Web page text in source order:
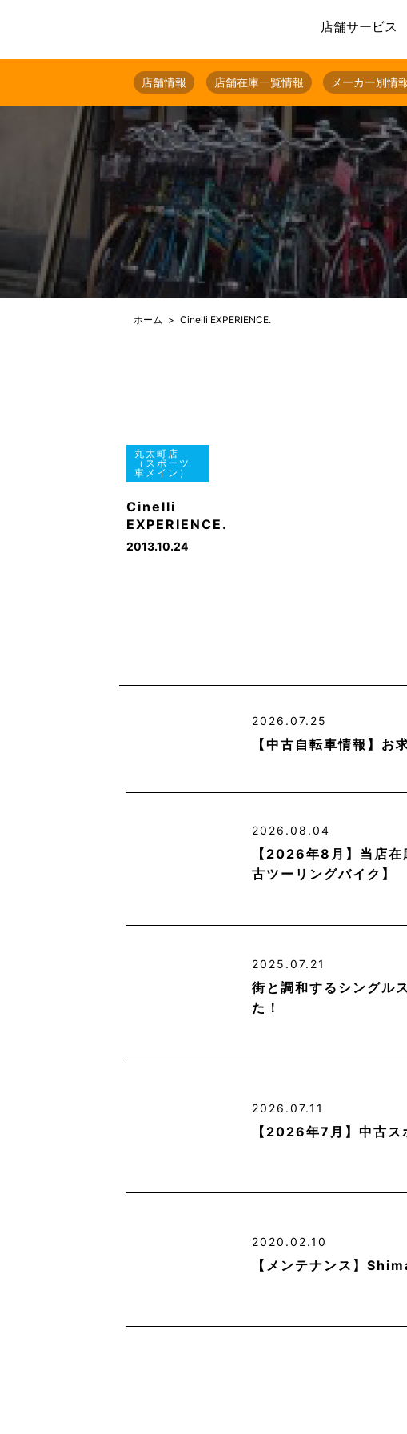
店舗サービス
店舗情報 店舗在庫一覧情報 メーカー別情
ホーム Cinelli EXPERIENCE.
丸太町店
（スポーツ
車メイン）
Cinelli
EXPERIENCE.
2013.10.24
2026.07.25
【中古自転車情報】お
2026.08.04
【2026年8月】当店在
古ツーリングバイク】
2025.07.21
街と調和するシングル
た！
2026.07.11
【2026年7月】中古
2020.02.10
【メンテナンス】